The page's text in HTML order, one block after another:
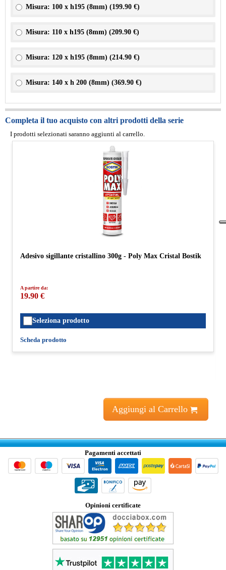
Misura: 100 x h195 (8mm) (199.90 €)
Misura: 110 x h195 (8mm) (209.90 €)
Misura: 120 x h195 (8mm) (214.90 €)
Misura: 140 x h 200 (8mm) (369.90 €)
Completa il tuo acquisto con altri prodotti della serie
I prodotti selezionati saranno aggiunti al carrello.
Adesivo sigillante cristallino 300g - Poly Max Cristal Bostik
A partire da:
19.90 €
Seleziona prodotto
Scheda prodotto
Aggiungi al Carrello
Pagamenti accettati
Opinioni certificate